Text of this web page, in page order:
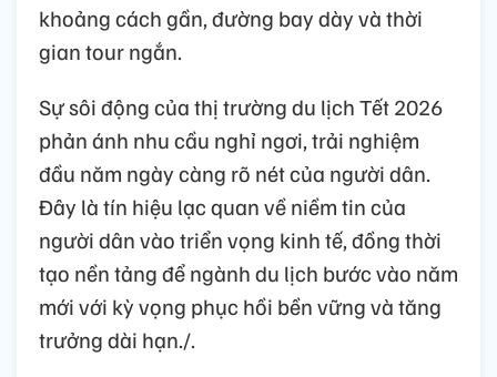
khoảng cách gần, đường bay dày và thời
gian tour ngắn.
Sự sôi động của thị trường du lịch Tết 2026
phản ánh nhu cầu nghỉ ngơi, trải nghiệm
đầu năm ngày càng rõ nét của người dân.
Đây là tín hiệu lạc quan về niềm tin của
người dân vào triển vọng kinh tế, đồng thời
tạo nền tảng để ngành du lịch bước vào năm
mới với kỳ vọng phục hồi bền vững và tăng
trưởng dài hạn./.